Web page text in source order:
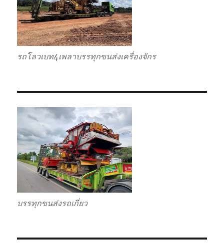
รถโลวเบท4เพลาบรรทุกขนส่งเครื่องจักร
บรรทุกขนส่งรถเกี่ยว